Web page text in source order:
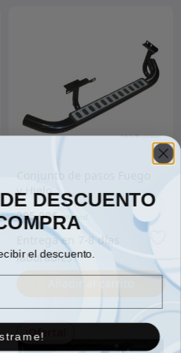
Conjunto de pasos Fuego
y Hielo
295.00€
¡Oferta!
DESCUENTO
el descuento.